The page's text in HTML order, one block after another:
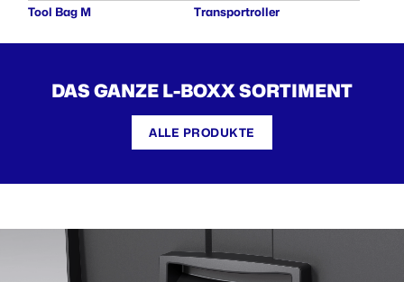
Tool Bag M Transportroller
DAS GANZE L-BOXX SORTIMENT
ALLE PRODUKTE